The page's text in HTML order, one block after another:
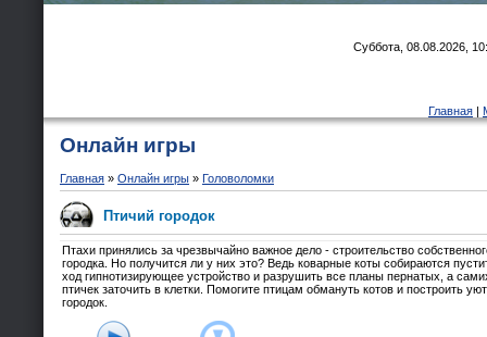
Суббота, 08.08.2026,
Главная
Онлайн игры
Главная » Онлайн игры » Головоломки
Птичий городок
Птахи принялись за чрезвычайно важное дело - строительство
городка. Но получится ли у них это? Ведь коварные коты собираются
ход гипнотизирующее устройство и разрушить все планы пернатых, а
птичек заточить в клетки. Помогите птицам обмануть котов и построить
городок.